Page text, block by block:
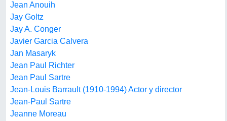
Jean Anouih
Jay Goltz
Jay A. Conger
Javier Garcia Calvera
Jan Masaryk
Jean Paul Richter
Jean Paul Sartre
Jean-Louis Barrault (1910-1994) Actor y director
Jean-Paul Sartre
Jeanne Moreau